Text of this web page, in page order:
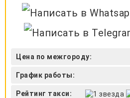
Цена по межгороду:
График работы:
Рейтинг такси: